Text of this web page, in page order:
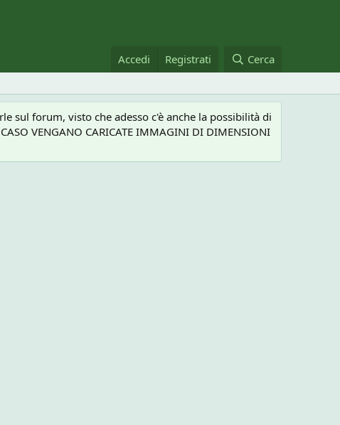
Accedi Registrati Cerca
sul forum, visto che adesso c'è anche la possibilità di
VENGANO CARICATE IMMAGINI DI DIMENSIONI